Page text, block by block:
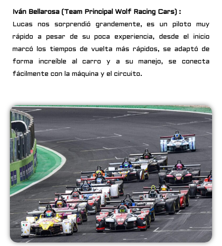
Iván Bellarosa (Team Principal Wolf Racing Cars) :
Lucas nos sorprendió grandemente, es un piloto muy
rápido a pesar de su poca experiencia, desde el inicio
marcó los tiempos de vuelta más rápidos, se adaptó de
forma increíble al carro y a su manejo, se conecta
fácilmente con la máquina y el circuito.